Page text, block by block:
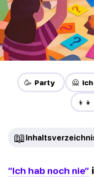
🥳 Party 🙅
📖
“Ich hab noch nie”